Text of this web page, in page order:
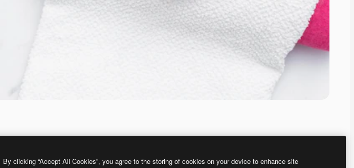
By clicking “Accept All Cookies”, you agree to the storing of cookies on your device to enhance site